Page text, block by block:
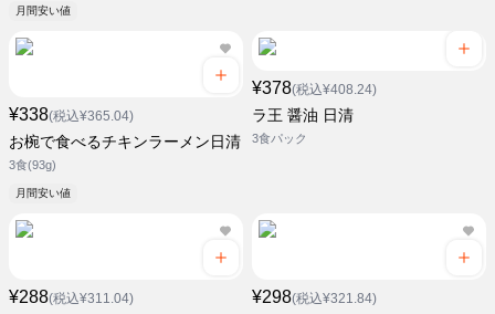
月間安い値
¥338(税込¥365.04)
お椀で食べるチキンラーメン日清
3食(93g)
月間安い値
¥378(税込¥408.24)
ラ王 醤油 日清
3食パック
¥288(税込¥311.04) ¥298(税込¥321.84)